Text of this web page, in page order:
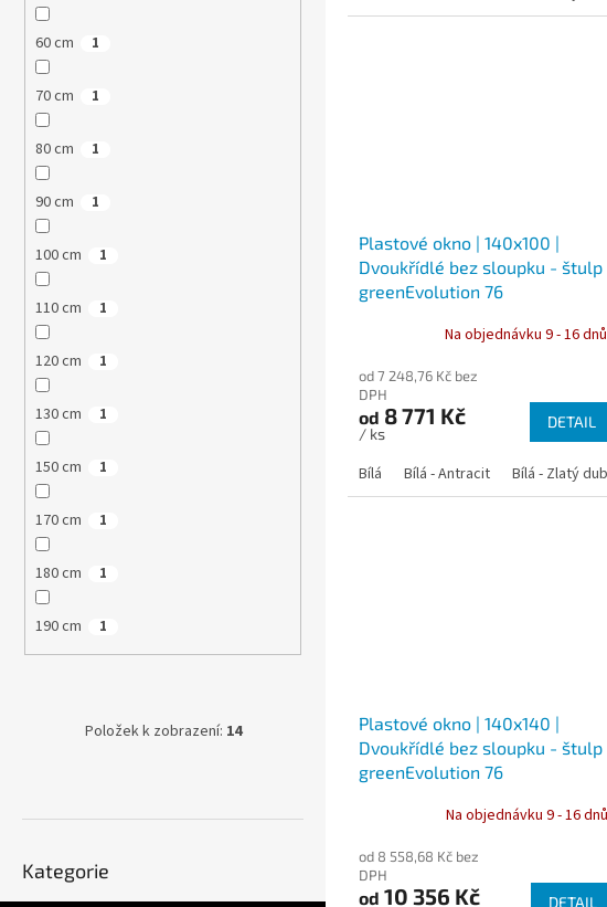
60 cm 1
70 cm 1
80 cm 1
90 cm 1
100 cm 1
110 cm 1
120 cm 1
130 cm 1
150 cm 1
170 cm 1
180 cm 1
190 cm 1
Položek k zobrazení: 14
kategorie
Kategorie
Plastové okno | 140x100 |
Dvoukřídlé bez sloupku - štulp
greenEvolution 76
Na objednávku 9 - 16
od 7 248,76 Kč bez
DPH
od 8 771 Kč
/ ks
DETAIL
Bílá Bílá - Antracit Bílá - Zlatý dub
Plastové okno | 140x140 |
Dvoukřídlé bez sloupku - štulp
greenEvolution 76
Na objednávku 9 - 16
od 8 558,68 Kč bez
DPH
od 10 356 Kč DETAIL